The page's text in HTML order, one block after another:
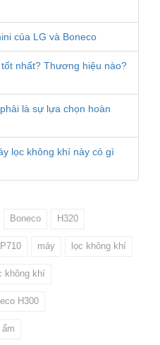
của LG và Boneco
nhất? Thương hiệu nào?
là sự lựa chọn hoàn
lọc không khí này có gì
Boneco H320
P710 máy lọc không khí
không khí
H300
ẩm